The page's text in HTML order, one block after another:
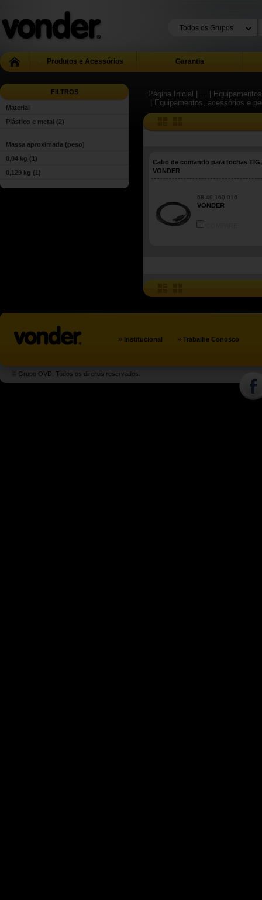
Produtos e Acessórios Garantia
FILTROS
Material
Plástico e metal (2)
Massa aproximada (peso)
0,04 kg (1)
0,129 kg (1)
Página Inicial | ...
|
| Equipamentos, acessórios e
Cabo de comando para tochas TIG,
VONDER
68.49.160.016
VONDER
» Institucional » Trabalhe Conosco
© Grupo OVD. Todos os direitos reservados.